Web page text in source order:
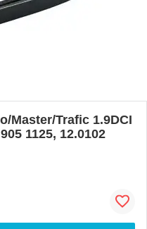
Master/Trafic 1.9DCI
1125, 12.0102